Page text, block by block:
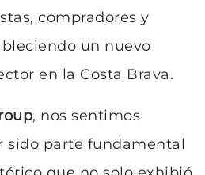
compradores y
un nuevo
en la Costa Brava.
, nos sentimos
sido parte fundamental